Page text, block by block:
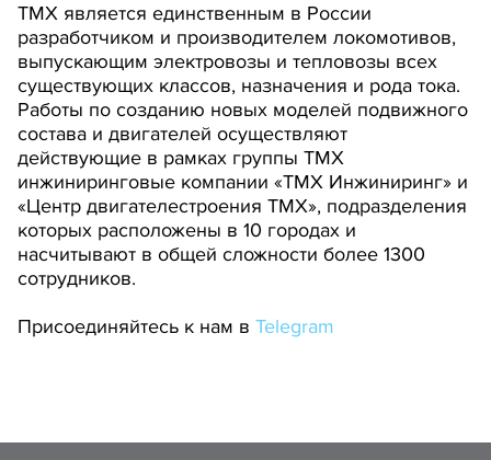
ТМХ является единственным в России
разработчиком и производителем локомотивов,
выпускающим электровозы и тепловозы всех
существующих классов, назначения и рода тока.
Работы по созданию новых моделей подвижного
состава и двигателей осуществляют
действующие в рамках группы ТМХ
инжиниринговые компании «ТМХ Инжиниринг» и
«Центр двигателестроения ТМХ», подразделения
которых расположены в 10 городах и
насчитывают в общей сложности более 1300
сотрудников.
Присоединяйтесь к нам в Telegram